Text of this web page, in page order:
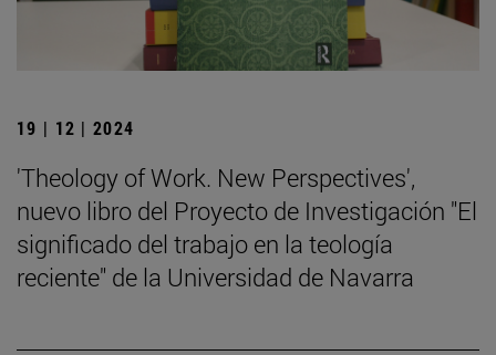
19 | 12 | 2024
'Theology of Work. New Perspectives',
nuevo libro del Proyecto de Investigación "El
significado del trabajo en la teología
reciente" de la Universidad de Navarra